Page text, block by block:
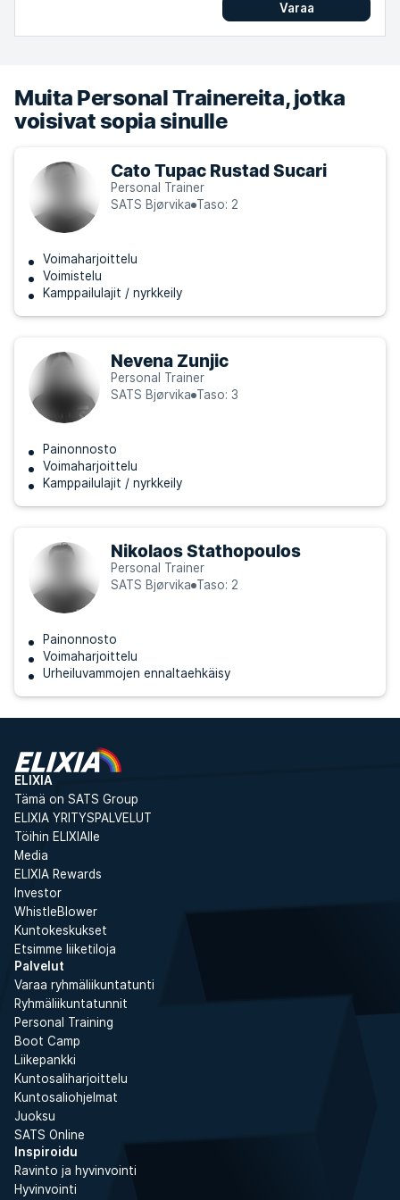
Varaa
Muita Personal Trainereita, jotka
voisivat sopia sinulle
Cato Tupac Rustad Sucari
Personal Trainer
SATS Bjørvika Taso: 2
Voimaharjoittelu
Voimistelu
Kamppailulajit / nyrkkeily
Nevena Zunjic
Personal Trainer
SATS Bjørvika Taso: 3
Painonnosto
Voimaharjoittelu
Kamppailulajit / nyrkkeily
Nikolaos Stathopoulos
Personal Trainer
SATS Bjørvika Taso: 2
Painonnosto
Voimaharjoittelu
Urheiluvammojen ennaltaehkäisy
ELIXIA
Tämä on SATS Group
ELIXIA YRITYSPALVELUT
Töihin ELIXIAlle
Media
ELIXIA Rewards
Investor
WhistleBlower
Kuntokeskukset
Etsimme liiketiloja
Palvelut
Varaa ryhmäliikuntatunti
Ryhmäliikuntatunnit
Personal Training
Boot Camp
Liikepankki
Kuntosaliharjoittelu
Kuntosaliohjelmat
Juoksu
SATS Online
Inspiroidu
Ravinto ja hyvinvointi
Hyvinvointi